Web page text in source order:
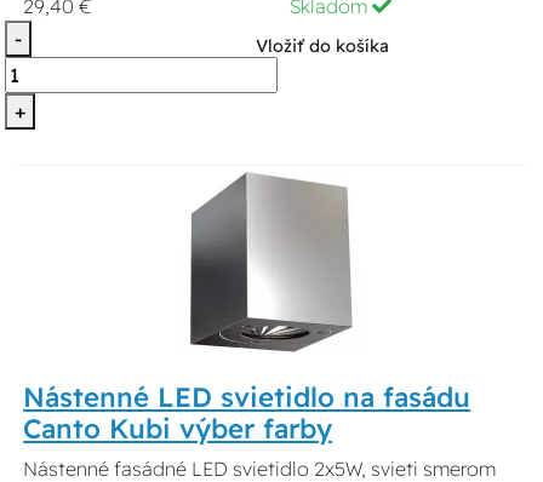
29,40 €
Skladom
-
+
Vložiť do košíka
Nástenné LED svietidlo na fasádu
Canto Kubi výber farby
Nástenné fasádné LED svietidlo 2x5W, svieti smerom